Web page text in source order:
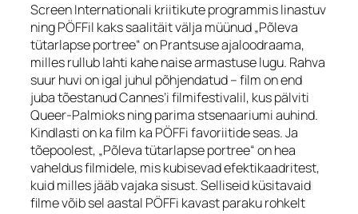
Screen Internationali kriitikute programmis linastuv
ning PÖFFil kaks saalitäit välja müünud „Põleva
tütarlapse portree“ on Prantsuse ajaloodraama,
milles rullub lahti kahe naise armastuse lugu. Rahva
suur huvi on igal juhul põhjendatud – film on end
juba tõestanud Cannes’i filmifestivalil, kus pälviti
Queer-Palmioks ning parima stsenaariumi auhind.
Kindlasti on ka film ka PÖFFi favoriitide seas. Ja
tõepoolest, „Põleva tütarlapse portree“ on hea
vaheldus filmidele, mis kubisevad efektikaadritest,
kuid milles jääb vajaka sisust. Selliseid küsitavaid
filme võib sel aastal PÖFFi kavast paraku rohkelt